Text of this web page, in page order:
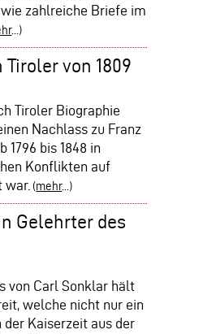
zahlreiche Briefe im
...)
Tiroler von 1809
Tiroler Biographie
Nachlass zu Franz
1796 bis 1848 in
Konflikten auf
war. (mehr...)
Gelehrter des
von Carl Sonklar hält
welche nicht nur ein
Kaiserzeit aus der